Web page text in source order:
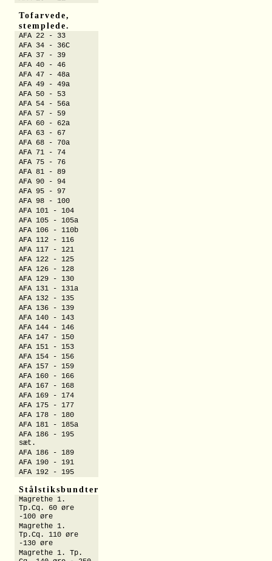
Tofarvede,
stemplede.
AFA 22 - 33
AFA 34 - 36C
AFA 37 - 39
AFA 40 - 46
AFA 47 - 48a
AFA 49 - 49a
AFA 50 - 53
AFA 54 - 56a
AFA 57 - 59
AFA 60 - 62a
AFA 63 - 67
AFA 68 - 70a
AFA 71 - 74
AFA 75 - 76
AFA 81 - 89
AFA 90 - 94
AFA 95 - 97
AFA 98 - 100
AFA 101 - 104
AFA 105 - 105a
AFA 106 - 110b
AFA 112 - 116
AFA 117 - 121
AFA 122 - 125
AFA 126 - 128
AFA 129 - 130
AFA 131 - 131a
AFA 132 - 135
AFA 136 - 139
AFA 140 - 143
AFA 144 - 146
AFA 147 - 150
AFA 151 - 153
AFA 154 - 156
AFA 157 - 159
AFA 160 - 166
AFA 167 - 168
AFA 169 - 174
AFA 175 - 177
AFA 178 - 180
AFA 181 - 185a
AFA 186 - 195
sæt.
AFA 186 - 189
AFA 190 - 191
AFA 192 - 195
Stålstiksbundter
Magrethe 1.
Tp.Cq. 60 øre
-100 øre
Magrethe 1.
Tp.Cq. 110 øre
-130 øre
Magrethe 1. Tp.